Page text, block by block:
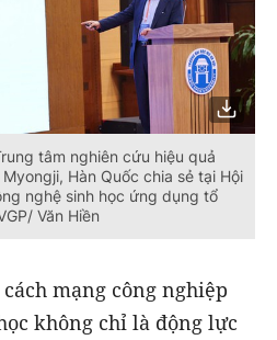
tâm nghiên cứu hiệu quả
Hàn Quốc chia sẻ tại Hội
nghệ sinh học ứng dụng tổ
Văn Hiền
mạng công nghiệp
không chỉ là động lực